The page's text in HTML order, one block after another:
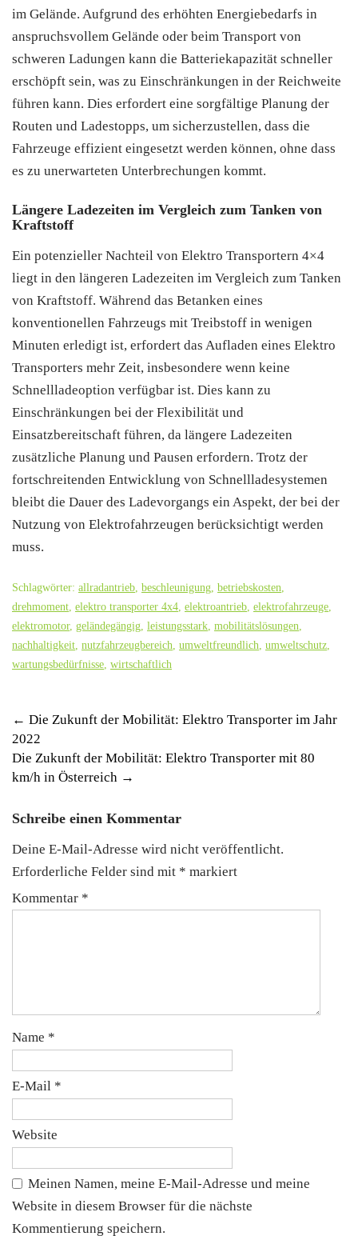
im Gelände. Aufgrund des erhöhten Energiebedarfs in
anspruchsvollem Gelände oder beim Transport von
schweren Ladungen kann die Batteriekapazität schneller
erschöpft sein, was zu Einschränkungen in der Reichweite
führen kann. Dies erfordert eine sorgfältige Planung der
Routen und Ladestopps, um sicherzustellen, dass die
Fahrzeuge effizient eingesetzt werden können, ohne dass
es zu unerwarteten Unterbrechungen kommt.
Längere Ladezeiten im Vergleich zum Tanken von
Kraftstoff
Ein potenzieller Nachteil von Elektro Transportern 4×4
liegt in den längeren Ladezeiten im Vergleich zum Tanken
von Kraftstoff. Während das Betanken eines
konventionellen Fahrzeugs mit Treibstoff in wenigen
Minuten erledigt ist, erfordert das Aufladen eines Elektro
Transporters mehr Zeit, insbesondere wenn keine
Schnellladeoption verfügbar ist. Dies kann zu
Einschränkungen bei der Flexibilität und
Einsatzbereitschaft führen, da längere Ladezeiten
zusätzliche Planung und Pausen erfordern. Trotz der
fortschreitenden Entwicklung von Schnellladesystemen
bleibt die Dauer des Ladevorgangs ein Aspekt, der bei der
Nutzung von Elektrofahrzeugen berücksichtigt werden
muss.
Schlagwörter: allradantrieb beschleunigung betriebskosten
drehmoment elektro transporter 4x4 elektroantrieb elektrofahrzeuge
elektromotor, geländegängig leistungsstark mobilitätslösungen
nachhaltigkeit nutzfahrzeugbereich umweltfreundlich umweltschutz
wartungsbedürfnisse wirtschaftlich
Post
navigation
← Die Zukunft der Mobilität: Elektro Transporter im Jahr
2022
Die Zukunft der Mobilität: Elektro Transporter mit 80
km/h in Österreich →
Schreibe einen Kommentar
Deine E-Mail-Adresse wird nicht veröffentlicht.
Erforderliche Felder sind mit * markiert
Kommentar *
Name *
E-Mail *
Website
Meinen Namen, meine E-Mail-Adresse und meine
Website in diesem Browser für die nächste
Kommentierung speichern.